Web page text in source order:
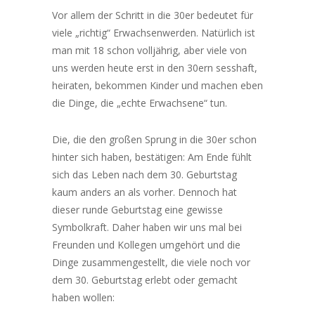
Vor allem der Schritt in die 30er bedeutet für
viele „richtig“ Erwachsenwerden. Natürlich ist
man mit 18 schon volljährig, aber viele von
uns werden heute erst in den 30ern sesshaft,
heiraten, bekommen Kinder und machen eben
die Dinge, die „echte Erwachsene“ tun.
Die, die den großen Sprung in die 30er schon
hinter sich haben, bestätigen: Am Ende fühlt
sich das Leben nach dem 30. Geburtstag
kaum anders an als vorher. Dennoch hat
dieser runde Geburtstag eine gewisse
Symbolkraft. Daher haben wir uns mal bei
Freunden und Kollegen umgehört und die
Dinge zusammengestellt, die viele noch vor
dem 30. Geburtstag erlebt oder gemacht
haben wollen: